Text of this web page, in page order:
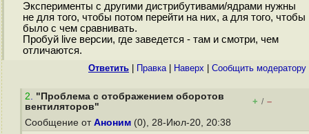
Эксперименты с другими дистрибутивами/ядрами нужны
не для того, чтобы потом перейти на них, а для того, чтобы
было с чем сравнивать.
Пробуй live версии, где заведется - там и смотри, чем
отличаются.
Ответить Правка| Наверх Cообщить модератору
2. "Проблема с отображением оборотов
вентиляторов"
+ / –
Сообщение от Аноним (0), 28-Июл-20, 20:38